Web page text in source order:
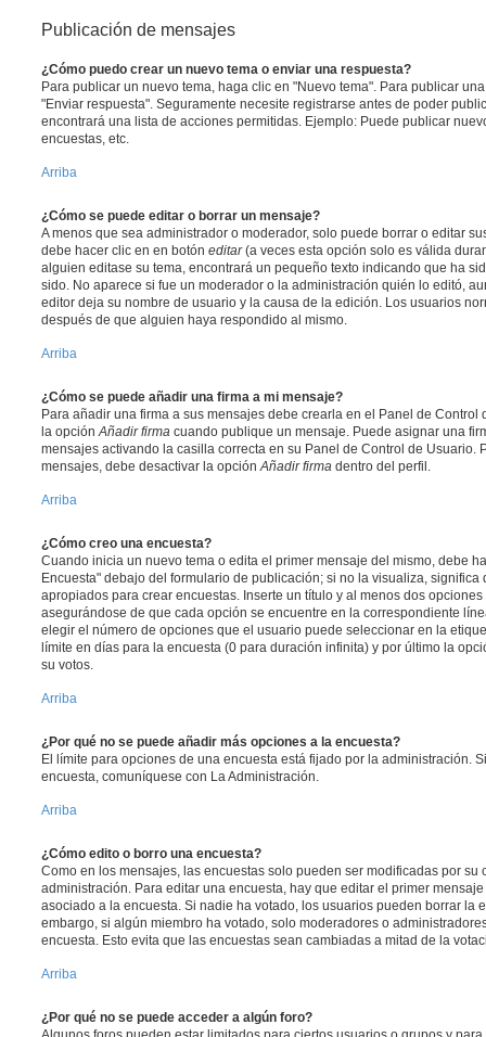
Publicación de mensajes
¿Cómo puedo crear un nuevo tema o enviar una respuesta?
Para publicar un nuevo tema, haga clic en "Nuevo tema". Para publicar
"Enviar respuesta". Seguramente necesite registrarse antes de poder
encontrará una lista de acciones permitidas. Ejemplo: Puede publicar
encuestas, etc.
Arriba
¿Cómo se puede editar o borrar un mensaje?
A menos que sea administrador o moderador, solo puede borrar o editar
debe hacer clic en en botón editar(a veces esta opción solo es válida
alguien editase su tema, encontrará un pequeño texto indicando que ha
sido. No aparece si fue un moderador o la administración quién lo editó,
editor deja su nombre de usuario y la causa de la edición. Los usuarios
después de que alguien haya respondido al mismo.
Arriba
¿Cómo se puede añadir una firma a mi mensaje?
Para añadir una firma a sus mensajes debe crearla en el Panel de Control
la opciónAñadir firma cuando publique un mensaje. Puede asignar una
mensajes activando la casilla correcta en su Panel de Control de Usuario.
mensajes, debe desactivar la opciónAñadir firma dentro del perfil.
Arriba
¿Cómo creo una encuesta?
Cuando inicia un nuevo tema o edita el primer mensaje del mismo, debe
Encuesta" debajo del formulario de publicación; si no la visualiza, significa
apropiados para crear encuestas. Inserte un título y al menos dos
asegurándose de que cada opción se encuentre en la correspondiente
elegir el número de opciones que el usuario puede seleccionar en la
límite en días para la encuesta (0 para duración infinita) y por último la
su votos.
Arriba
¿Por qué no se puede añadir más opciones a la encuesta?
El límite para opciones de una encuesta está fijado por la administración.
encuesta, comuníquese con La Administración.
Arriba
¿Cómo edito o borro una encuesta?
Como en los mensajes, las encuestas solo pueden ser modificadas por
administración. Para editar una encuesta, hay que editar el primer
asociado a la encuesta. Si nadie ha votado, los usuarios pueden borrar la
embargo, si algún miembro ha votado, solo moderadores o
encuesta. Esto evita que las encuestas sean cambiadas a mitad de la
Arriba
¿Por qué no se puede acceder a algún foro?